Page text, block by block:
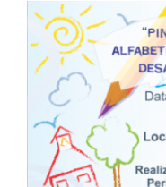
View
Larger
Image